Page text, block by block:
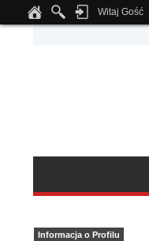
Notice: Undefined index:
Witaj Gość
Informacja o Profilu